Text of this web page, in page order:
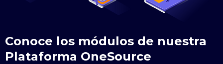
Conoce los módulos de nuestra
Plataforma OneSource